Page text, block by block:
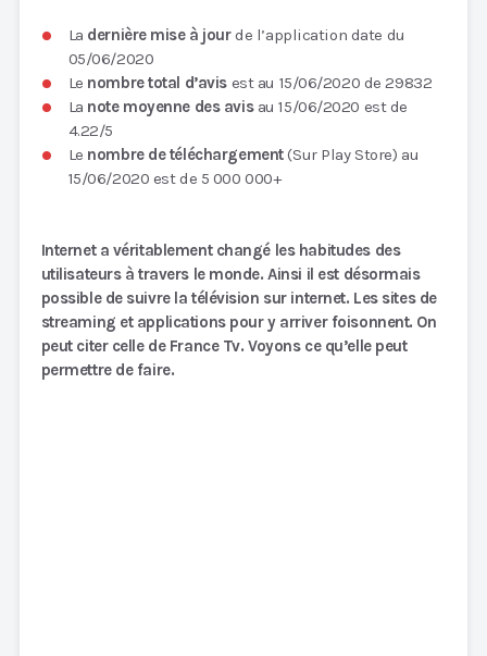
La dernière mise à jourde l’application date du
05/06/2020
Le nombre total d’avis est au 15/06/2020 de 29832
La note moyenne des avisau 15/06/2020 est de
4.22/5
Le nombre de téléchargement(Sur Play Store) au
15/06/2020 est de 5 000 000+
Internet a véritablement changé les habitudes des
utilisateurs à travers le monde. Ainsi il est désormais
possible de suivre la télévision sur internet. Les sites de
streaming et applications pour y arriver foisonnent. On
peut citer celle de France Tv. Voyons ce qu’elle peut
permettre de faire.